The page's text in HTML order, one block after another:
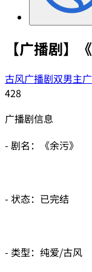
【广播剧】
古风广播剧双男主
428
广播剧信息
- 剧名：《余污》
- 状态：已完结
- 类型：纯爱/古风